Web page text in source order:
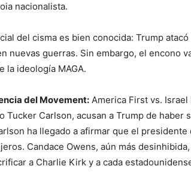
nacionalista.
del cisma es bien conocida: Trump
nuevas guerras. Sin embargo, el encono
la ideología MAGA.
del Movement: America First vs.
Tucker Carlson, acusan a Trump de haber
ha llegado a afirmar que el
Candace Owens, aún más
a Charlie Kirk y a cada